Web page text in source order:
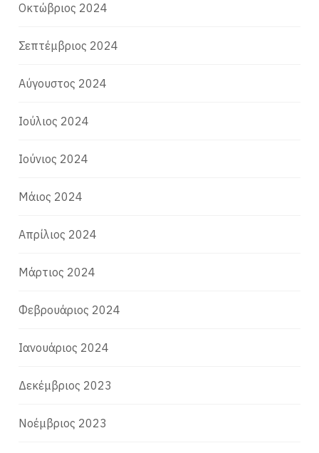
Οκτώβριος 2024
Σεπτέμβριος 2024
Αύγουστος 2024
Ιούλιος 2024
Ιούνιος 2024
Μάιος 2024
Απρίλιος 2024
Μάρτιος 2024
Φεβρουάριος 2024
Ιανουάριος 2024
Δεκέμβριος 2023
Νοέμβριος 2023